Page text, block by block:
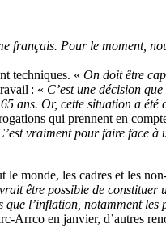
français. Pour le moment,
techniques. « On doit être
: « C’est une décision
ans. Or, cette situation a
qui prennent en
vraiment pour faire face à
monde, les cadres et les
être possible de
l’inflation, notamment
Arrco en janvier, d’autres